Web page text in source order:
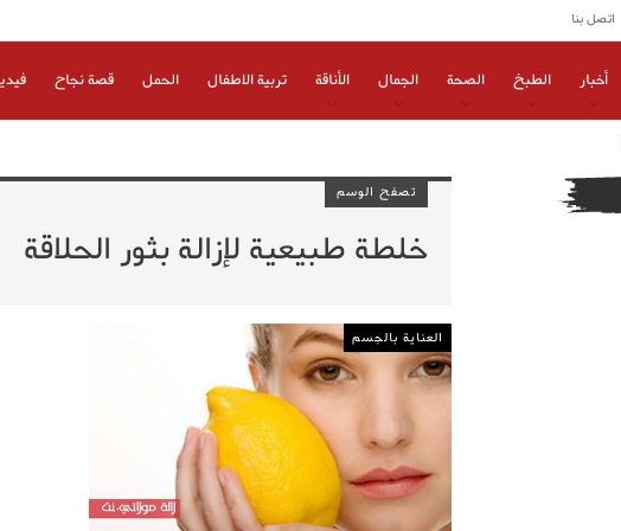
اتصل بنا
أخبار الطبخ الصحة الجمال الأناقة تربية الاطفال الحمل قصة نجاح
تصفح الوسم
خلطة طبيعية لإزالة بثور الحلاقة
العناية بالجسم